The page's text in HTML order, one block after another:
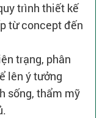
trình thiết kế
từ concept đến
trạng, phân
lên ý tưởng
sống, thẩm mỹ